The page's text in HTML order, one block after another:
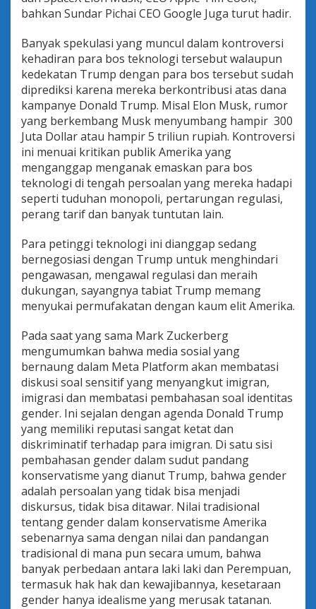
n
s
e
n
d
e
r
d
i
A
m
e
r
i
k
a
bahkan Sundar Pichai CEO Google Juga turut hadir.
Banyak spekulasi yang muncul dalam kontroversi
kehadiran para bos teknologi tersebut walaupun
kedekatan Trump dengan para bos tersebut sudah
diprediksi karena mereka berkontribusi atas dana
kampanye Donald Trump. Misal Elon Musk, rumor
yang berkembang Musk menyumbang hampir 300
Juta Dollar atau hampir 5 triliun rupiah. Kontroversi
ini menuai kritikan publik Amerika yang
menganggap menganak emaskan para bos
teknologi di tengah persoalan yang mereka hadapi
seperti tuduhan monopoli, pertarungan regulasi,
perang tarif dan banyak tuntutan lain.
Para petinggi teknologi ini dianggap sedang
bernegosiasi dengan Trump untuk menghindari
pengawasan, mengawal regulasi dan meraih
dukungan, sayangnya tabiat Trump memang
menyukai permufakatan dengan kaum elit Amerika.
Pada saat yang sama Mark Zuckerberg
mengumumkan bahwa media sosial yang
bernaung dalam Meta Platform akan membatasi
diskusi soal sensitif yang menyangkut imigran,
imigrasi dan membatasi pembahasan soal identitas
gender. Ini sejalan dengan agenda Donald Trump
yang memiliki reputasi sangat ketat dan
diskriminatif terhadap para imigran. Di satu sisi
pembahasan gender dalam sudut pandang
konservatisme yang dianut Trump, bahwa gender
adalah persoalan yang tidak bisa menjadi
diskursus, tidak bisa ditawar. Nilai tradisional
tentang gender dalam konservatisme Amerika
sebenarnya sama dengan nilai dan pandangan
tradisional di mana pun secara umum, bahwa
banyak perbedaan antara laki laki dan Perempuan,
termasuk hak hak dan kewajibannya, kesetaraan
gender hanya idealisme yang merusak tatanan.